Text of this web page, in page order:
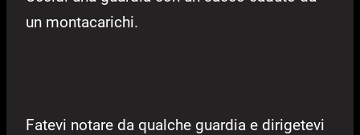
un montacarichi.
Fatevi notare da qualche guardia e dirigetevi